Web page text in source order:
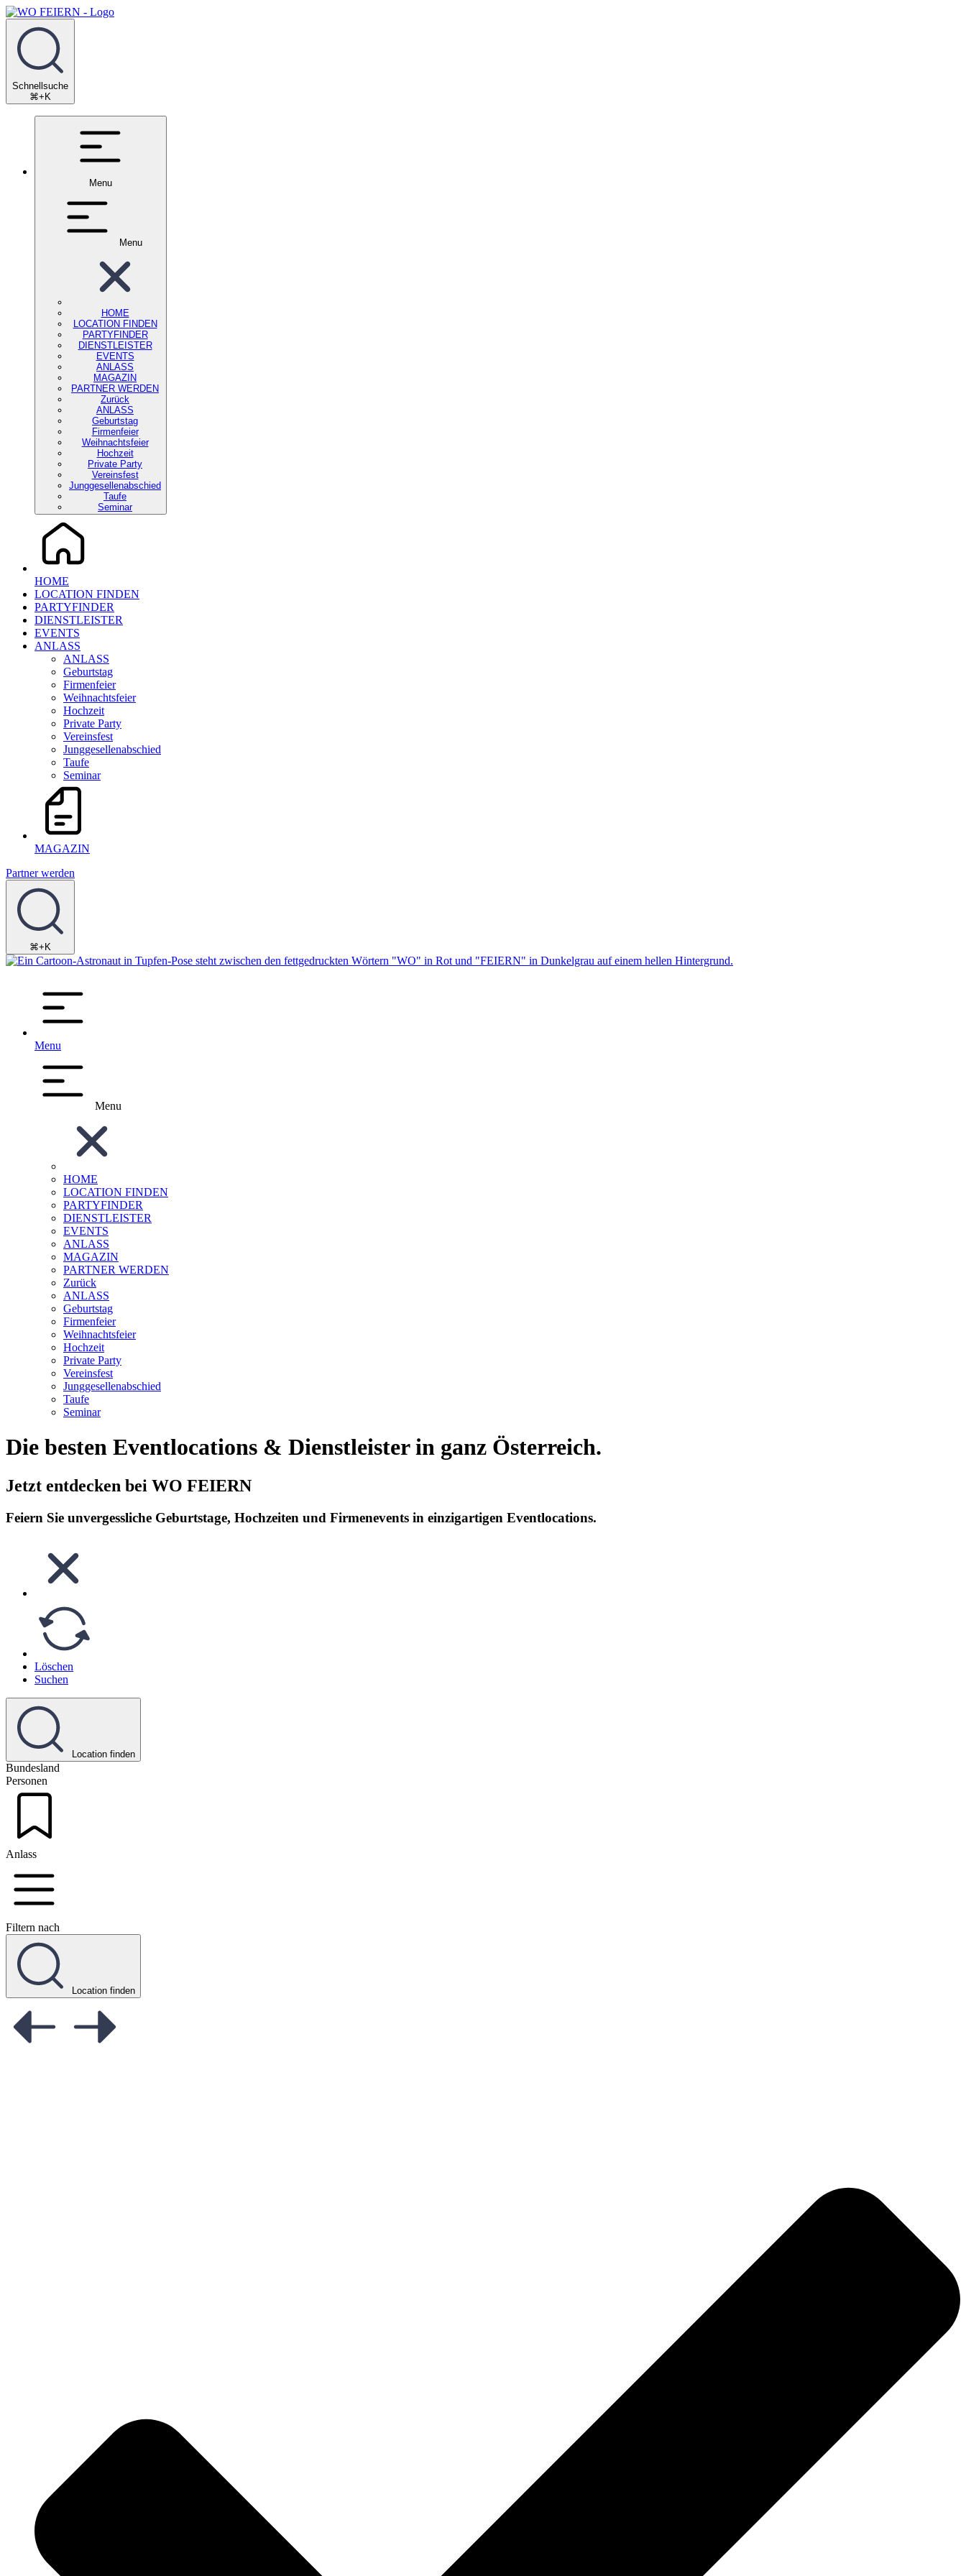
Schnellsuche
⌘+K
Menu
Menu
HOME
LOCATION FINDEN
PARTYFINDER
DIENSTLEISTER
EVENTS
ANLASS
MAGAZIN
PARTNER WERDEN
Zurück
ANLASS
Geburtstag
Firmenfeier
Weihnachtsfeier
Hochzeit
Private Party
Vereinsfest
Junggesellenabschied
Taufe
Seminar
HOME
LOCATION FINDEN
PARTYFINDER
DIENSTLEISTER
EVENTS
ANLASS
ANLASS
Geburtstag
Firmenfeier
Weihnachtsfeier
Hochzeit
Private Party
Vereinsfest
Junggesellenabschied
Taufe
Seminar
MAGAZIN
Partner werden
⌘+K
Menu
Menu
HOME
LOCATION FINDEN
PARTYFINDER
DIENSTLEISTER
EVENTS
ANLASS
MAGAZIN
PARTNER WERDEN
Zurück
ANLASS
Geburtstag
Firmenfeier
Weihnachtsfeier
Hochzeit
Private Party
Vereinsfest
Junggesellenabschied
Taufe
Seminar
Die besten Eventlocations & Dienstleister in ganz Österreich.
Jetzt entdecken bei WO FEIERN
Feiern Sie unvergessliche Geburtstage, Hochzeiten und Firmenevents in einzigartigen Eventlocations.
Löschen
Suchen
Location finden
Bundesland
Personen
Anlass
Filtern nach
Location finden